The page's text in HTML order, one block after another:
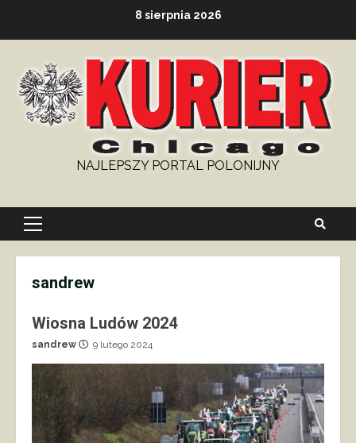
8 sierpnia 2026
NAJLEPSZY PORTAL POLONIJNY
Primary
sandrew
Wiosna Ludów 2024
sandrew 9 lutego 2024